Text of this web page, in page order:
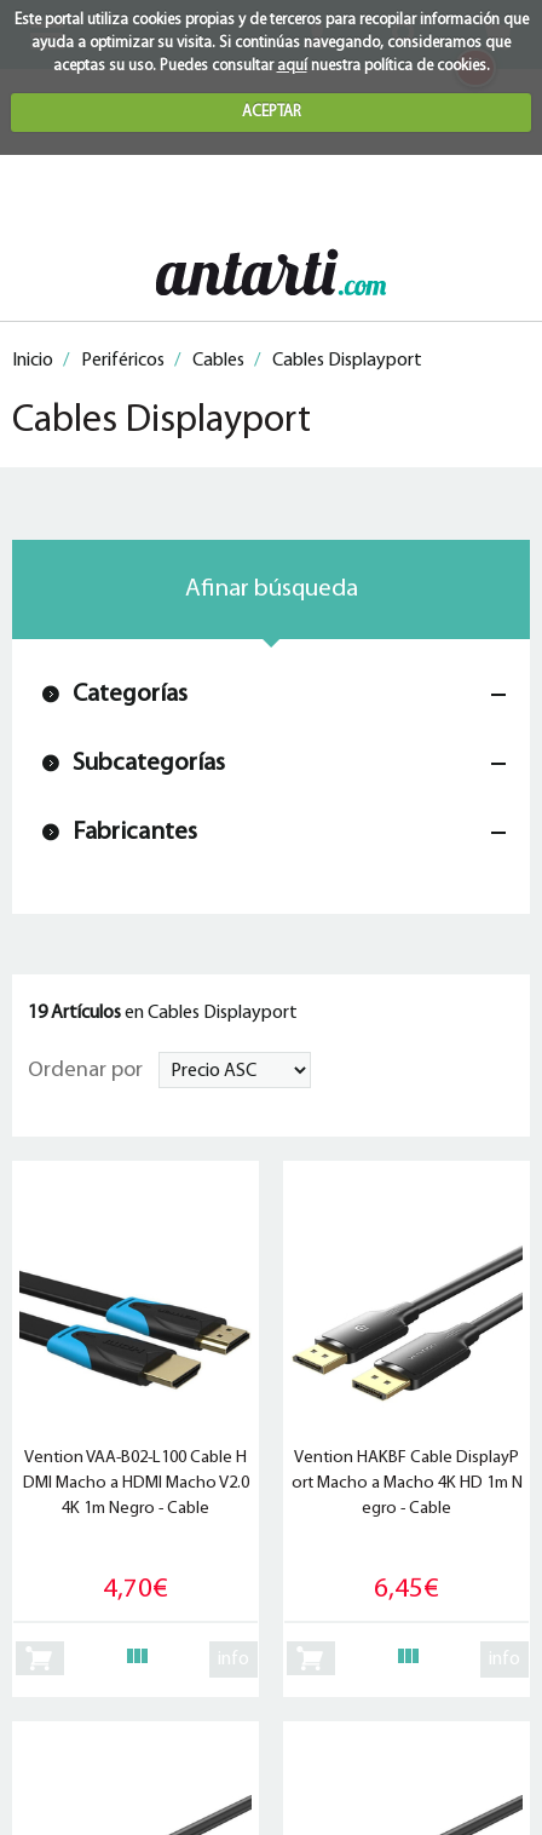
Este portal utiliza cookies propias y de terceros para recopilar información que
ayuda a optimizar su visita. Si continúas navegando, consideramos que
aceptas su uso. Puedes consultar aquínuestra política de cookies.
ACEPTAR
0
Inicio / Periféricos / Cables / Cables Displayport
Cables Displayport
Afinar búsqueda
Categorías
Subcategorías
Fabricantes
19 Artículosen Cables Displayport
Ordenar por
Vention VAA-B02-L100 Cable H
DMI Macho a HDMI Macho V2.0
4K 1m Negro - Cable
4,70€
info
Vention HAKBF Cable DisplayP
ort Macho a Macho 4K HD 1m N
egro - Cable
6,45€
info